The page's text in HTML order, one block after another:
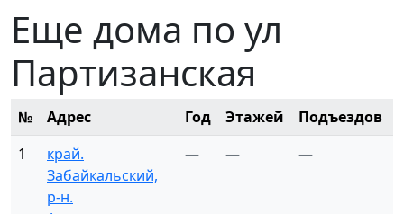
Еще дома по ул
Партизанская
№ Адрес Год Этажей Подъездов
1
край.
Забайкальский,
р-н.
— — —